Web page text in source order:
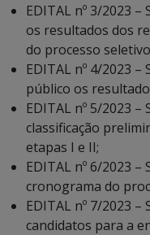
EDITAL nº 3/2023 –
os resultados dos
do processo
EDITAL nº 4/2023 –
público os
EDITAL nº 5/2023 –
classificação
etapas I e II;
EDITAL nº 6/2023 –
cronograma do
EDITAL nº 7/2023 –
candidatos para a